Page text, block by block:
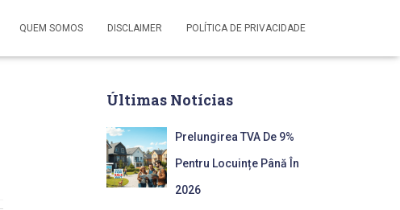
QUEM SOMOS DISCLAIMER POLÍTICA DE PRIVACIDADE
Últimas Notícias
Prelungirea TVA De 9%
Pentru Locuințe Până În
2026